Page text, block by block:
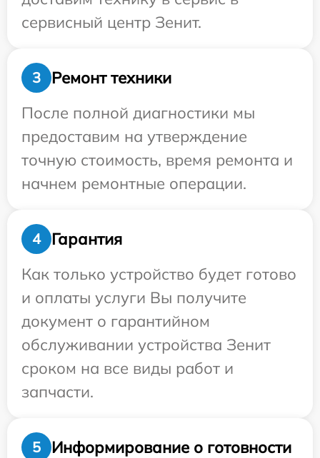
сервисный центр Зенит.
3
Ремонт техники
После полной диагностики мы
предоставим на утверждение
точную стоимость, время ремонта и
начнем ремонтные операции.
4
Гарантия
Как только устройство будет готово
и оплаты услуги Вы получите
документ о гарантийном
обслуживании устройства Зенит
сроком на все виды работ и
запчасти.
5
Информирование о готовности